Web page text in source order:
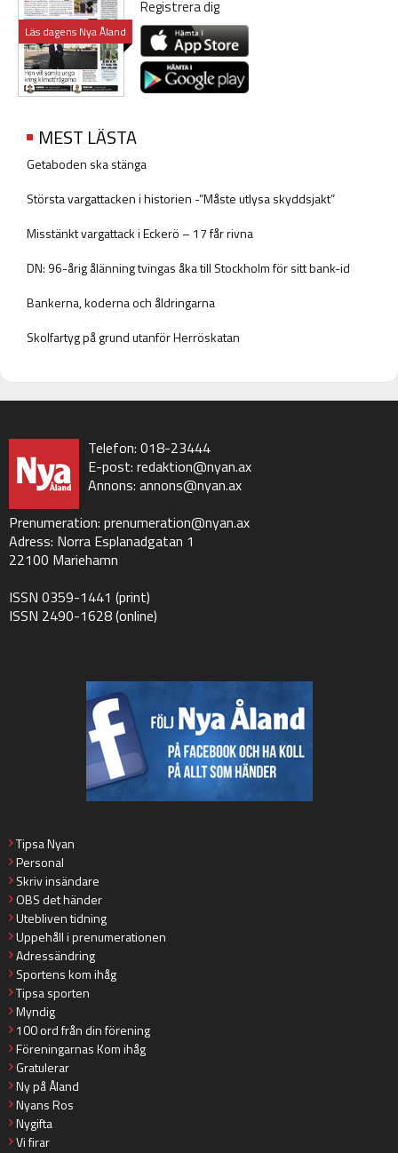
Läs dagens Nya Åland
Registrera dig
MEST LÄSTA
Getaboden ska stänga
Största vargattacken i historien -”Måste utlysa skyddsjakt”
Misstänkt vargattack i Eckerö – 17 får rivna
DN: 96-årig ålänning tvingas åka till Stockholm för sitt bank-id
Bankerna, koderna och åldringarna
Skolfartyg på grund utanför Herröskatan
Telefon: 018-23444
E-post: redaktion@nyan.ax
Annons: annons@nyan.ax
Prenumeration: prenumeration@nyan.ax
Adress: Norra Esplanadgatan 1
22100 Mariehamn
ISSN 0359-1441 (print)
ISSN 2490-1628 (online)
Tipsa Nyan
Personal
Skriv insändare
OBS det händer
Utebliven tidning
Uppehåll i prenumerationen
Adressändring
Sportens kom ihåg
Tipsa sporten
Myndig
100 ord från din förening
Föreningarnas Kom ihåg
Gratulerar
Ny på Åland
Nyans Ros
Nygifta
Vi firar